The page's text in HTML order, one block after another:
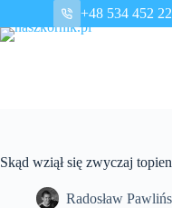
treści
+48 534 452
Skąd wziął się zwyczaj
Radosław